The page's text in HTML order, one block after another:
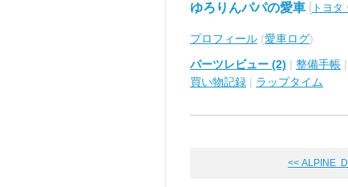
ゆろりんパパの愛車 [ トヨタ
プロフィール (愛車ログ)
パーツレビュー (2) | 整備手帳 |
買い物記録 | ラップタイム
<< ALPINE